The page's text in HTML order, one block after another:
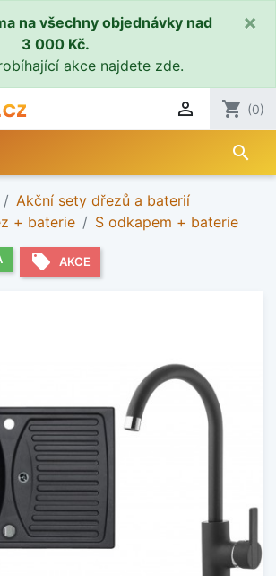
na všechny objednávky nad
3 000 Kč.
akce najdete zde.
×
 shopping_cart (0)
search
Akční sety dřezů a baterií
+ baterie
S odkapem + baterie
local_offer AKCE